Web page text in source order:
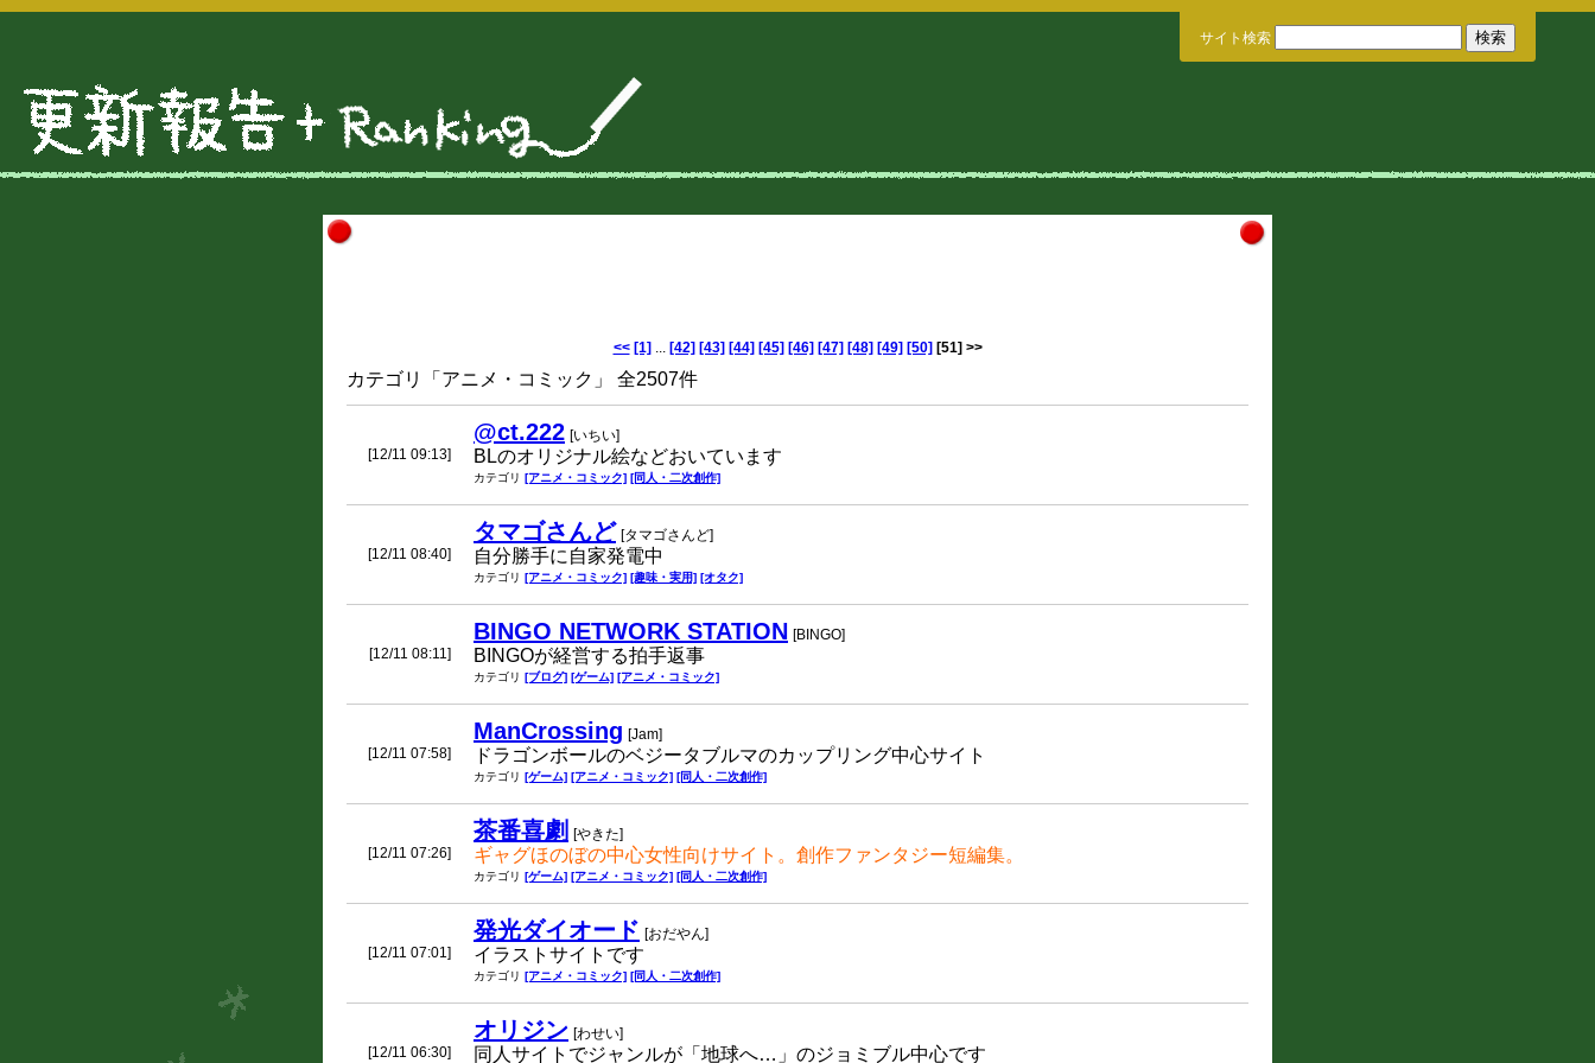
サイト検索
<< [1] ... [42] [43] [44] [45] [46] [47] [48] [49] [50] [51] >>
カテゴリ「アニメ・コミック」 全2507件
[12/11 09:13]
@ct.222 [いちい]
BLのオリジナル絵などおいています
カテゴリ [アニメ・コミック] [同人・二次創作]
[12/11 08:40]
タマゴさんど [タマゴさんど]
自分勝手に自家発電中
カテゴリ [アニメ・コミック] [趣味・実用] [オタク]
[12/11 08:11]
BINGO NETWORK STATION [BINGO]
BINGOが経営する拍手返事
カテゴリ [ブログ] [ゲーム] [アニメ・コミック]
[12/11 07:58]
ManCrossing [Jam]
ドラゴンボールのベジータブルマのカップリング中心サイト
カテゴリ [ゲーム] [アニメ・コミック] [同人・二次創作]
[12/11 07:26]
茶番喜劇 [やきた]
ギャグほのぼの中心女性向けサイト。創作ファンタジー短編集。
カテゴリ [ゲーム] [アニメ・コミック] [同人・二次創作]
[12/11 07:01]
発光ダイオード [おだやん]
イラストサイトです
カテゴリ [アニメ・コミック] [同人・二次創作]
[12/11 06:30]
オリジン [わせい]
同人サイトでジャンルが「地球へ…」のジョミブル中心です